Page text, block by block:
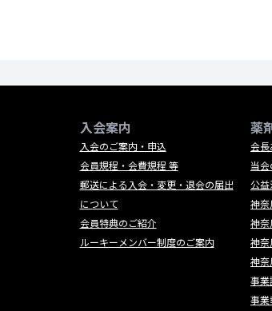
入会案内
入会のご案内・申込
会員規程・会費規程 等
郵送による入会・変更・退会の届出
について
会員特典のご紹介
ルーキーメンバー制度のご案内
薬
会長
当
公益
神奈
神奈
神奈
神
事業
事業